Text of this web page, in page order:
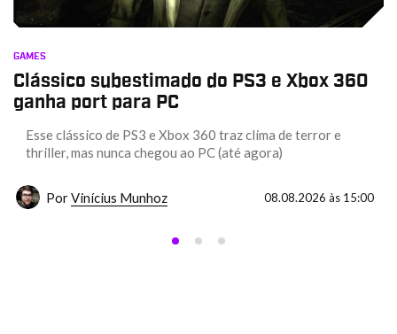
GAMES
Clássico subestimado do PS3 e Xbox 360
ganha port para PC
Esse clássico de PS3 e Xbox 360 traz clima de terror e
thriller, mas nunca chegou ao PC (até agora)
PorVinícius Munhoz 08.08.2026 às 15:00